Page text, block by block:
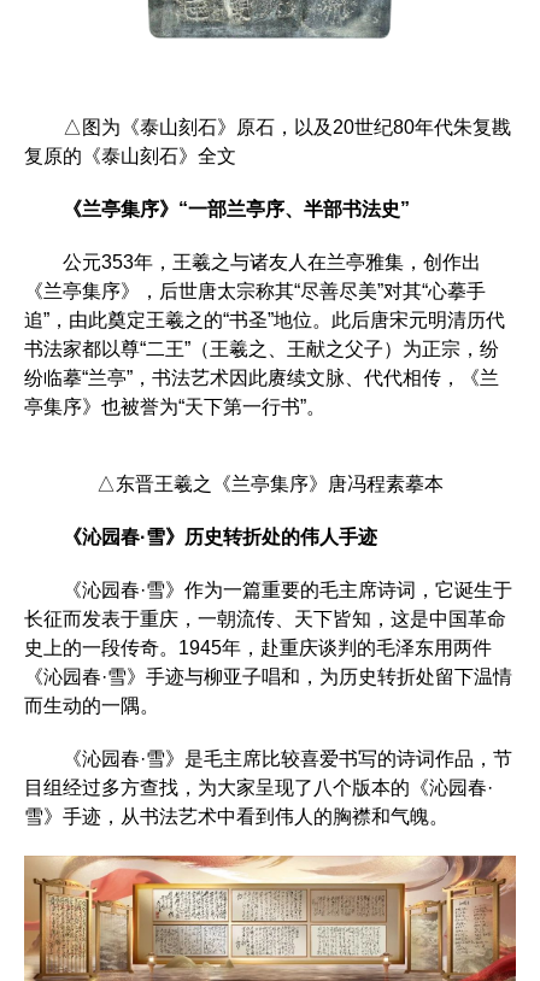
△图为《泰山刻石》原石，以及20世纪80年代朱复戡
复原的《泰山刻石》全文
《兰亭集序》“一部兰亭序、半部书法史”
公元353年，王羲之与诸友人在兰亭雅集，创作出
《兰亭集序》，后世唐太宗称其“尽善尽美”对其“心摹手
追”，由此奠定王羲之的“书圣”地位。此后唐宋元明清历代
书法家都以尊“二王”（王羲之、王献之父子）为正宗，纷
纷临摹“兰亭”，书法艺术因此赓续文脉、代代相传，《兰
亭集序》也被誉为“天下第一行书”。
△东晋王羲之《兰亭集序》唐冯程素摹本
《沁园春·雪》历史转折处的伟人手迹
《沁园春·雪》作为一篇重要的毛主席诗词，它诞生于
长征而发表于重庆，一朝流传、天下皆知，这是中国革命
史上的一段传奇。1945年，赴重庆谈判的毛泽东用两件
《沁园春·雪》手迹与柳亚子唱和，为历史转折处留下温情
而生动的一隅。
《沁园春·雪》是毛主席比较喜爱书写的诗词作品，节
目组经过多方查找，为大家呈现了八个版本的《沁园春·
雪》手迹，从书法艺术中看到伟人的胸襟和气魄。